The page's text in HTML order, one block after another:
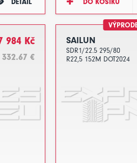
DETAIL DO KOŠÍKU
984 Kč
332.67 €
SAILUN
SDR1/22.5 295/80
R22,5 152M DOT2024